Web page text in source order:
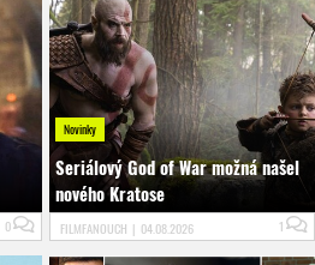
0
Novinky
Seriálový God of War možná našel
nového Kratose
FILMFANOUCH | 04.08.2026 1